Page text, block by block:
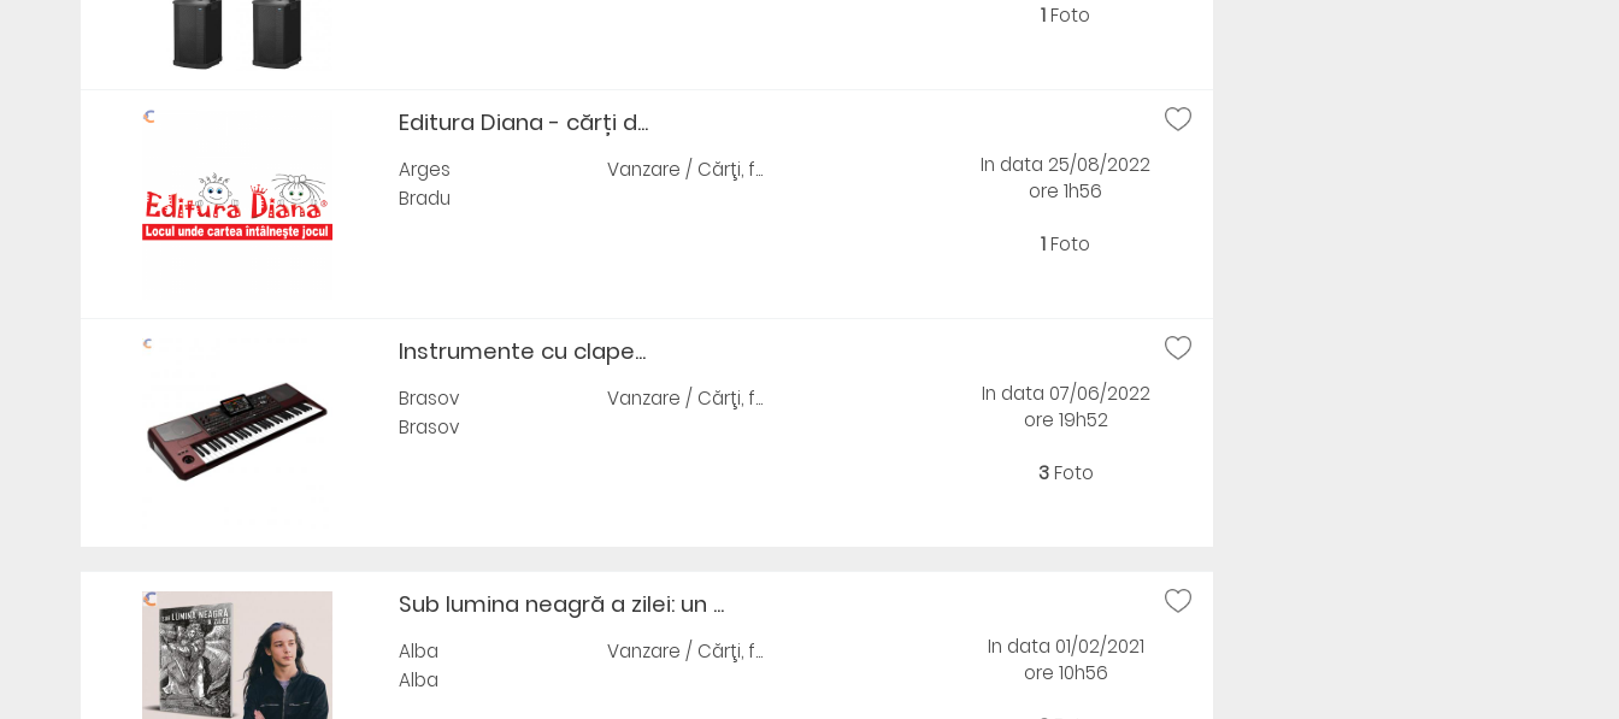
1 Foto
Editura Diana - cărți d...
Arges
Bradu
Vanzare / Cărţi, f...
In data 25/08/2022
ore 1h56
1 Foto
Instrumente cu clape...
Brasov
Brasov
Vanzare / Cărţi, f...
In data 07/06/2022
ore 19h52
3Foto
Sub lumina neagră a zilei: un ...
Alba
Alba
Vanzare / Cărţi, f...
In data 01/02/2021
ore 10h56